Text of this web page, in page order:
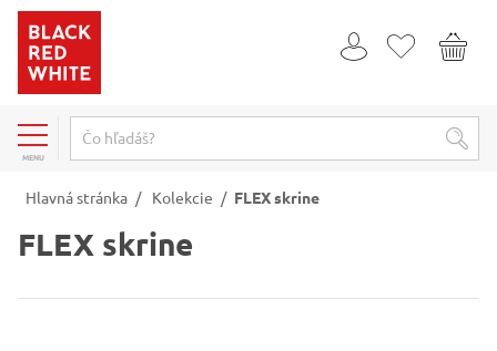
MENU
Hlavná stránka / Kolekcie / FLEX skrine
FLEX skrine